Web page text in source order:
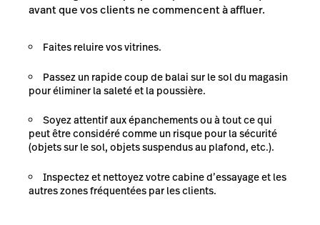
avant que vos clients ne commencent à affluer.
Faites reluire vos vitrines.
Passez un rapide coup de balai sur le sol du magasin
pour éliminer la saleté et la poussière.
Soyez attentif aux épanchements ou à tout ce qui
peut être considéré comme un risque pour la sécurité
(objets sur le sol, objets suspendus au plafond, etc.).
Inspectez et nettoyez votre cabine d’essayage et les
autres zones fréquentées par les clients.